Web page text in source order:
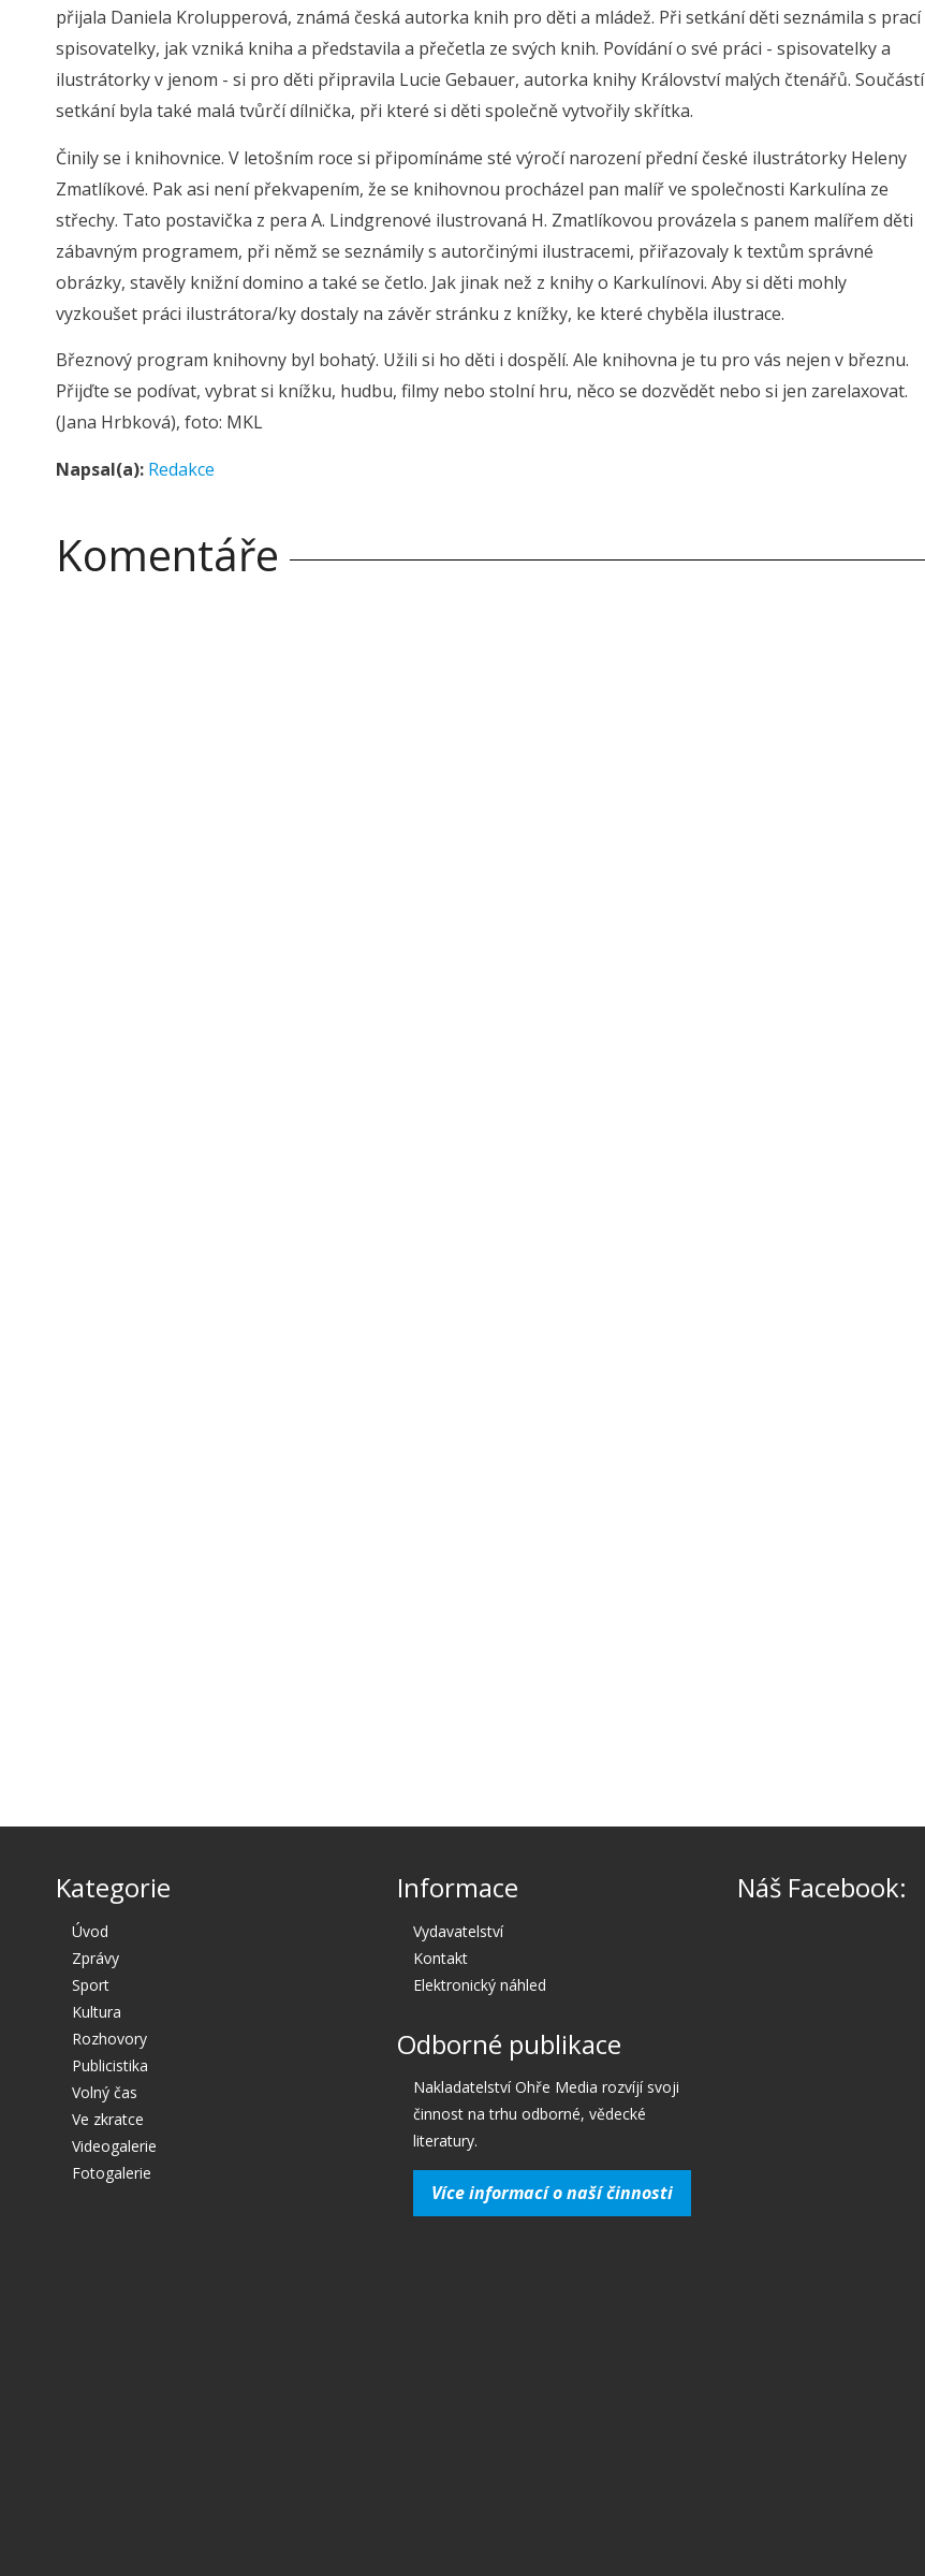
přijala Daniela Krolupperová, známá česká autorka knih pro děti a mládež. Při setkání děti seznámila s prací
spisovatelky, jak vzniká kniha a představila a přečetla ze svých knih. Povídání o své práci - spisovatelky a
ilustrátorky v jenom - si pro děti připravila Lucie Gebauer, autorka knihy Království malých čtenářů. Součástí
setkání byla také malá tvůrčí dílnička, při které si děti společně vytvořily skřítka.
Činily se i knihovnice. V letošním roce si připomínáme sté výročí narození přední české ilustrátorky Heleny
Zmatlíkové. Pak asi není překvapením, že se knihovnou procházel pan malíř ve společnosti Karkulína ze
střechy. Tato postavička z pera A. Lindgrenové ilustrovaná H. Zmatlíkovou provázela s panem malířem děti
zábavným programem, při němž se seznámily s autorčinými ilustracemi, přiřazovaly k textům správné
obrázky, stavěly knižní domino a také se četlo. Jak jinak než z knihy o Karkulínovi. Aby si děti mohly
vyzkoušet práci ilustrátora/ky dostaly na závěr stránku z knížky, ke které chyběla ilustrace.
Březnový program knihovny byl bohatý. Užili si ho děti i dospělí. Ale knihovna je tu pro vás nejen v březnu.
Přijďte se podívat, vybrat si knížku, hudbu, filmy nebo stolní hru, něco se dozvědět nebo si jen zarelaxovat.
(Jana Hrbková), foto: MKL
Napsal(a): Redakce
Komentáře
Kategorie
Úvod
Zprávy
Sport
Kultura
Rozhovory
Publicistika
Volný čas
Ve zkratce
Videogalerie
Fotogalerie
Informace
Vydavatelství
Kontakt
Elektronický náhled
Odborné publikace
Nakladatelství Ohře Media rozvíjí svoji
činnost na trhu odborné, vědecké
literatury.
Více informací o naší činnosti
Náš Facebook: